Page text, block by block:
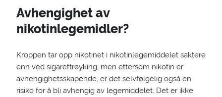
Avhengighet av
nikotinlegemidler?
Kroppen tar opp nikotinet i nikotinlegemiddelet saktere
enn ved sigarettrøyking, men ettersom nikotin er
avhengighetsskapende, er det selvfølgelig også en
risiko for å bli avhengig av legemiddelet. Det er ikke